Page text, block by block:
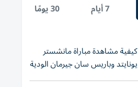
7 أيام 30 يومًا
كيفية مشاهدة مباراة مانشستر
يونايتد وباريس سان جيرمان الودية
والقنوات الناقلة